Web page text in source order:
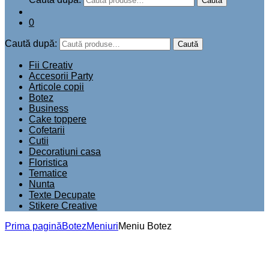
0
Caută după: Caută
Fii Creativ
Accesorii Party
Articole copii
Botez
Business
Cake toppere
Cofetarii
Cutii
Decoratiuni casa
Floristica
Tematice
Nunta
Texte Decupate
Stikere Creative
Prima paginăBotezMeniuriMeniu Botez